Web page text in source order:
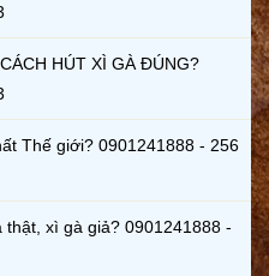
HÚT XÌ GÀ ĐÚNG?
Thế giới? 0901241888 - 256
xì gà giả? 0901241888 -